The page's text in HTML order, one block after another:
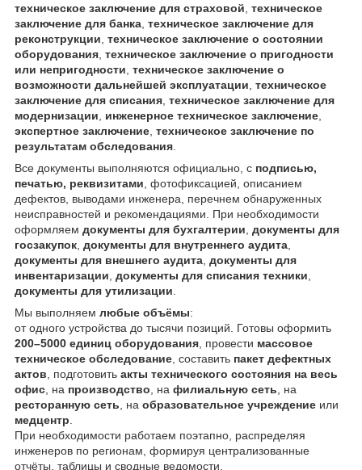
техническое заключение для страховой техническое
заключение для банка техническое заключение для
реконструкции техническое заключение о состоянии
оборудования техническое заключение о пригодности
или непригодности техническое заключение о
возможности дальнейшей эксплуатации техническое
заключение для списания техническое заключение для
модернизации
инженерное техническое заключение
экспертное заключение техническое заключение по
результатам обследования
Все документы выполняются официально, с подписью,
печатью, реквизитами , фотофиксацией, описанием
дефектов, выводами инженера, перечнем обнаруженных
неисправностей и рекомендациями. При необходимости
оформляем документы для бухгалтерии документы для
госзакупок документы для внутреннего аудита
документы для внешнего аудита документы для
инвентаризации документы для списания техники
документы для утилизации
Мы выполняем любые объёмы:
от одного устройства до тысячи позиций. Готовы оформить
200–5000 единиц оборудования , провести массовое
техническое обследование , составить пакет дефектных
актов , подготовить акты технического состояния на весь
офис , на производство , на филиальную сеть , на
ресторанную сеть , на образовательное учреждение или
медцентр
При необходимости работаем поэтапно, распределяя
инженеров по регионам, формируя централизованные
отчёты, таблицы и сводные ведомости.